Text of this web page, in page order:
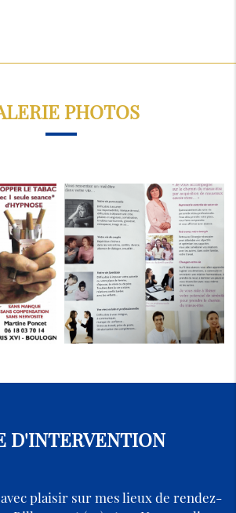
PHOTOS
D'INTERVENTION
plaisir sur mes lieux de rendez-